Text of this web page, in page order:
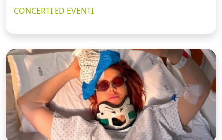
CONCERTI ED EVENTI